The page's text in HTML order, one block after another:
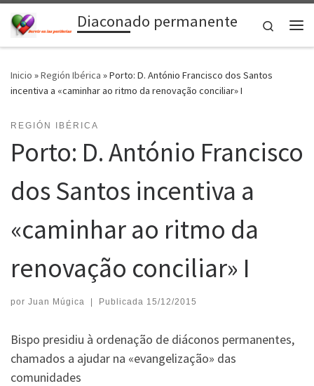
Saltar al contenidoDiaconado permanente
Search
Inicio »Región Ibérica »Porto: D. António Francisco dos Santos
incentiva a «caminhar ao ritmo da renovação conciliar» I
REGIÓN IBÉRICA
Porto: D. António Francisco
dos Santos incentiva a
«caminhar ao ritmo da
renovação conciliar» I
por Juan Múgica | Publicada 15/12/2015
Bispo presidiu à ordenação de diáconos permanentes,
chamados a ajudar na «evangelização» das
comunidades